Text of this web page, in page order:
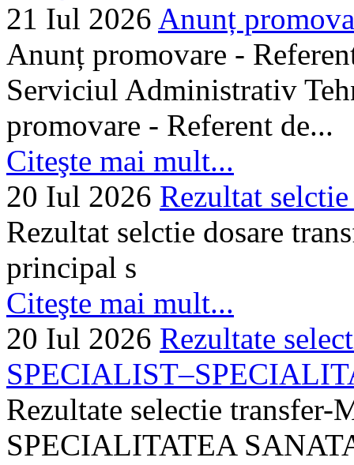
21 Iul 2026 Anunț
Anunț promovare -
Serviciul Administrativ
promovare - Referent de...
Citeşte mai mult...
20 Iul 2026 Rezultat
Rezultat selctie dosare
principal s
Citeşte mai mult...
20 Iul 2026 Rezultate
Rezultate selectie
SPECIALITATEA